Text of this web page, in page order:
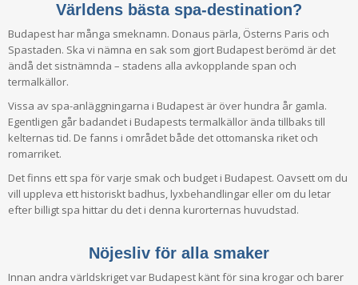
Världens bästa spa-destination?
Budapest har många smeknamn. Donaus pärla, Österns Paris och
Spastaden. Ska vi nämna en sak som gjort Budapest berömd är det
ändå det sistnämnda – stadens alla avkopplande span och
termalkällor.
Vissa av spa-anläggningarna i Budapest är över hundra år gamla.
Egentligen går badandet i Budapests termalkällor ända tillbaks till
kelternas tid. De fanns i området både det ottomanska riket och
romarriket.
Det finns ett spa för varje smak och budget i Budapest. Oavsett om du
vill uppleva ett historiskt badhus, lyxbehandlingar eller om du letar
efter billigt spa hittar du det i denna kurorternas huvudstad.
Nöjesliv för alla smaker
Innan andra världskriget var Budapest känt för sina krogar och barer